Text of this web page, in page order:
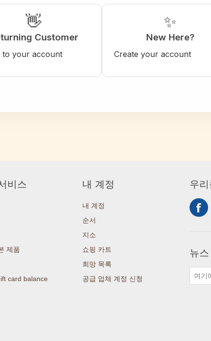
👋
Customer
to your account
✨
New Here?
Create your account
비스
제품
card balance
내 계정
내 계정
순서
지소
쇼핑 카트
희망 목록
공급 업체 계정 신청
우
뉴